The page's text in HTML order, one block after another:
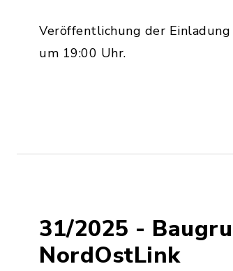
Veröffentlichung der
um 19:00 Uhr.
31/2025 -
NordOstLink